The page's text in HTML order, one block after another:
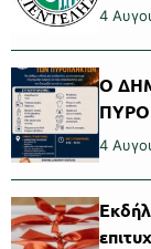
4
Ο
4